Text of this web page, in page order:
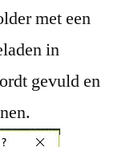
met een
in
gevuld en